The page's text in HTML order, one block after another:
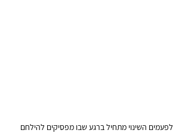
לפעמים השינוי מתחיל ברגע שבו מפסיקים להילחם